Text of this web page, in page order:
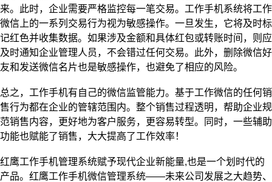
来。此时，企业需要严格监控每一笔交易。工作手机系统将工作
微信上的一系列交易行为视为敏感操作。一旦发生，它将及时标
记红色并收集数据。如果涉及金额和具体红包或转账时间，则应
及时通知企业管理人员，不会错过任何交易。此外，删除微信好
友和发送微信名片也是敏感操作，也避免了相应的风险。
总之，工作手机有自己的微信监管能力。基于工作微信的任何销
售行为都在企业的管辖范围内。整个销售过程透明，帮助企业规
范销售内容，更好地为客户服务，更容易转型。同时，一些辅助
功能也赋能了销售，大大提高了工作效率！
红鹰工作手机管理系统赋予现代企业新能量,也是一个划时代的
产品。红鹰工作手机微信管理系统——未来公司发展之大趋势、